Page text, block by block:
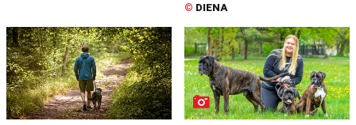
© DIENA